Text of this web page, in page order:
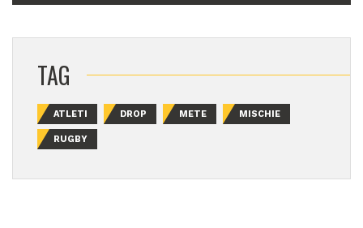
TAG
ATLETI DROP METE MISCHIE
RUGBY